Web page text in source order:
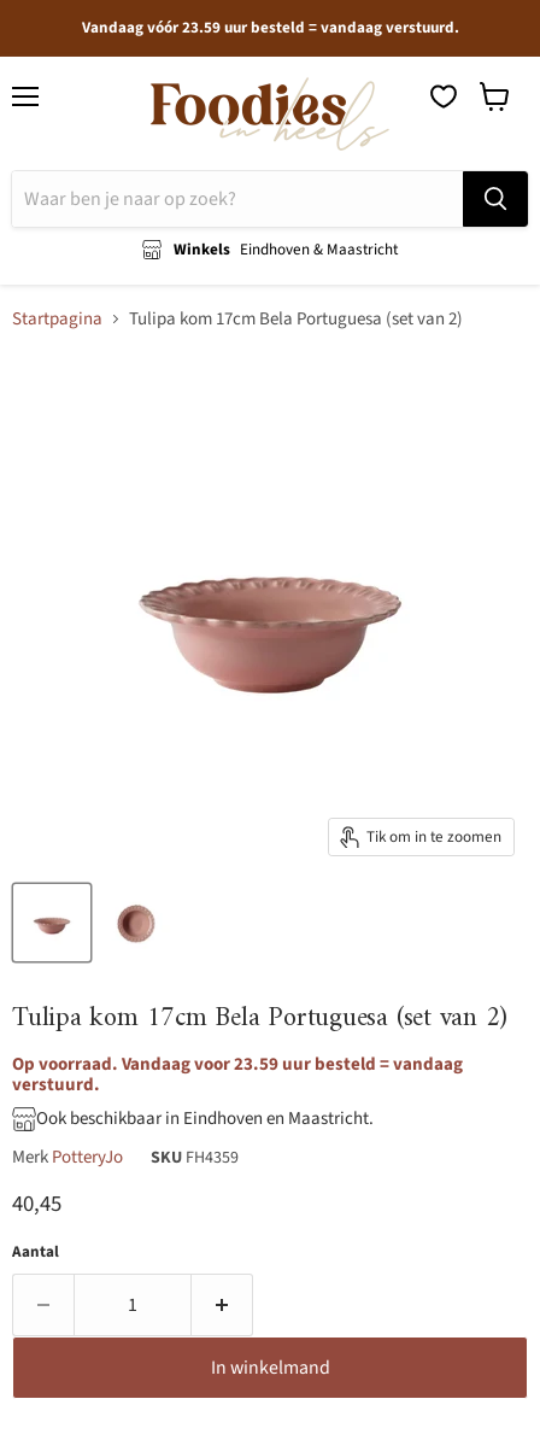
Vandaag vóór 23.59 uur besteld = vandaag verstuurd.
Winkels Eindhoven & Maastricht
Startpagina Tulipa kom 17cm Bela Portuguesa (set van 2)
Tik om in te zoomen
Tulipa kom 17cm Bela Portuguesa (set van 2)
Op voorraad. Vandaag voor 23.59 uur besteld = vandaag
verstuurd.
Ook beschikbaar in Eindhoven en Maastricht.
MerkPotteryJo SKU FH4359
Huidige prijs
40,45
Aantal
In winkelmand